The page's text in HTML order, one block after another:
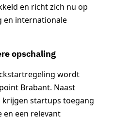
en richt zich nu op
en internationale
opschaling
wordt
Brabant. Naast
startups toegang
en een relevant